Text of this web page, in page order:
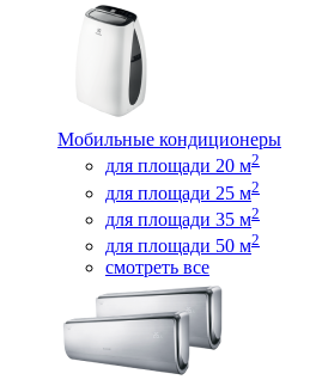
Мобильные кондиционеры
для площади 20 м2
для площади 25 м2
для площади 35 м2
для площади 50 м2
смотреть все